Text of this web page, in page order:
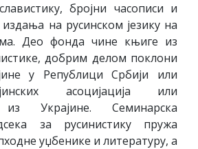
бројни часописи и
на русинском језику на
Део фонда чине књиге из
добрим делом поклони
у Републици Србији или
асоцијација или
из Украјине. Семинарска
за русинистику пружа
уџбенике и литературу, а